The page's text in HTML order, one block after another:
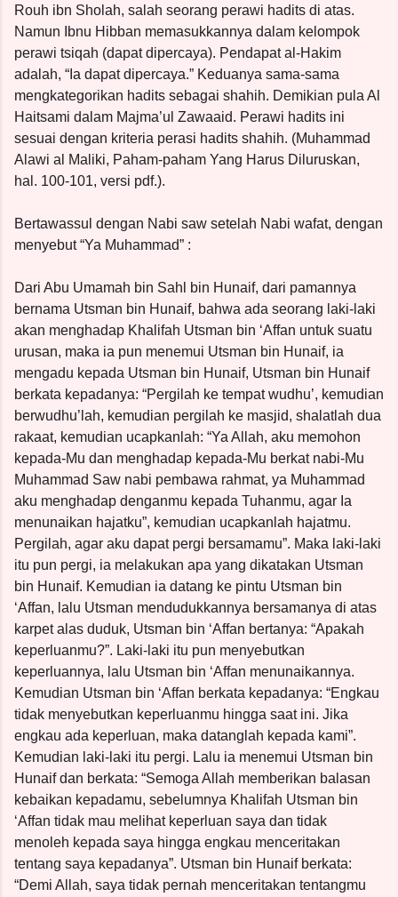
Rouh ibn Sholah, salah seorang perawi hadits di atas.
Namun Ibnu Hibban memasukkannya dalam kelompok
perawi tsiqah (dapat dipercaya). Pendapat al-Hakim
adalah, “Ia dapat dipercaya.” Keduanya sama-sama
mengkategorikan hadits sebagai shahih. Demikian pula Al
Haitsami dalam Majma’ul Zawaaid. Perawi hadits ini
sesuai dengan kriteria perasi hadits shahih. (Muhammad
Alawi al Maliki, Paham-paham Yang Harus Diluruskan,
hal. 100-101, versi pdf.).
Bertawassul dengan Nabi saw setelah Nabi wafat, dengan
menyebut “Ya Muhammad” :
Dari Abu Umamah bin Sahl bin Hunaif, dari pamannya
bernama Utsman bin Hunaif, bahwa ada seorang laki-laki
akan menghadap Khalifah Utsman bin ‘Affan untuk suatu
urusan, maka ia pun menemui Utsman bin Hunaif, ia
mengadu kepada Utsman bin Hunaif, Utsman bin Hunaif
berkata kepadanya: “Pergilah ke tempat wudhu’, kemudian
berwudhu’lah, kemudian pergilah ke masjid, shalatlah dua
rakaat, kemudian ucapkanlah: “Ya Allah, aku memohon
kepada-Mu dan menghadap kepada-Mu berkat nabi-Mu
Muhammad Saw nabi pembawa rahmat, ya Muhammad
aku menghadap denganmu kepada Tuhanmu, agar Ia
menunaikan hajatku”, kemudian ucapkanlah hajatmu.
Pergilah, agar aku dapat pergi bersamamu”. Maka laki-laki
itu pun pergi, ia melakukan apa yang dikatakan Utsman
bin Hunaif. Kemudian ia datang ke pintu Utsman bin
‘Affan, lalu Utsman mendudukkannya bersamanya di atas
karpet alas duduk, Utsman bin ‘Affan bertanya: “Apakah
keperluanmu?”. Laki-laki itu pun menyebutkan
keperluannya, lalu Utsman bin ‘Affan menunaikannya.
Kemudian Utsman bin ‘Affan berkata kepadanya: “Engkau
tidak menyebutkan keperluanmu hingga saat ini. Jika
engkau ada keperluan, maka datanglah kepada kami”.
Kemudian laki-laki itu pergi. Lalu ia menemui Utsman bin
Hunaif dan berkata: “Semoga Allah memberikan balasan
kebaikan kepadamu, sebelumnya Khalifah Utsman bin
‘Affan tidak mau melihat keperluan saya dan tidak
menoleh kepada saya hingga engkau menceritakan
tentang saya kepadanya”. Utsman bin Hunaif berkata:
“Demi Allah, saya tidak pernah menceritakan tentangmu